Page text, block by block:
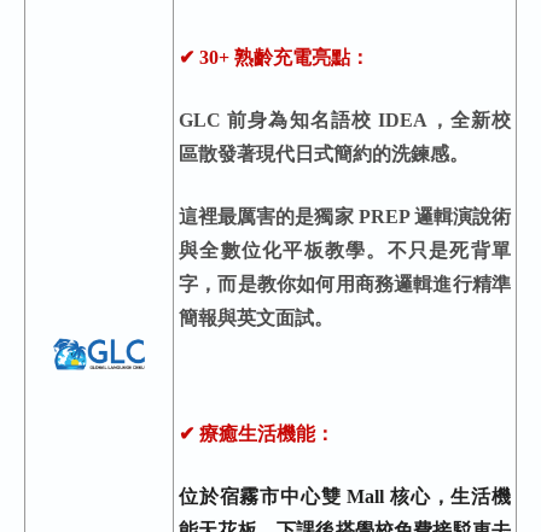
✔ 30+ 熟齡充電亮點：
GLC 前身為知名語校 IDEA，全新校
區散發著現代日式簡約的洗鍊感。
這裡最厲害的是獨家 PREP 邏輯演說術
與全數位化平板教學。不只是死背單
字，而是教你如何用商務邏輯進行精準
簡報與英文面試。
✔ 療癒生活機能：
位於宿霧市中心雙 Mall 核心，生活機